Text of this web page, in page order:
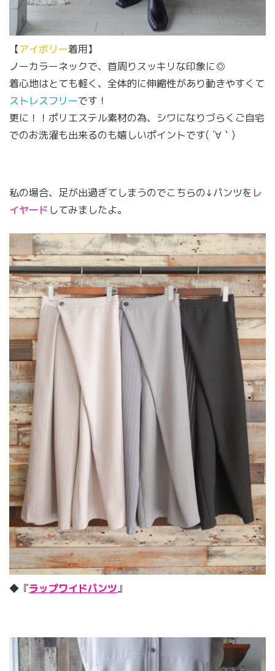
【アイボリー着用】
ノーカラーネックで、首周りスッキリな印象に◎
着心地はとても軽く、全体的に伸縮性があり動きやすくて
ストレスフリーです！
更に！！ポリエステル素材の為、シワになりづらくご自宅
でのお洗濯も出来るのも嬉しいポイントです( ´∀｀)
私の場合、足が出過ぎてしまうのでこちらの↓パンツを レ
イヤード してみましたよ。
◆『ラップワイドパンツ』